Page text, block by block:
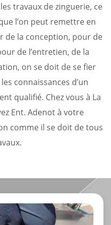
travaux de zinguerie, ce
l’on peut remettre en
de la conception, pour de
de l’entretien, de la
on se doit de se fier
connaissances d’un
qualifié. Chez vous à La
Ent. Adenot à votre
comme il se doit de tous